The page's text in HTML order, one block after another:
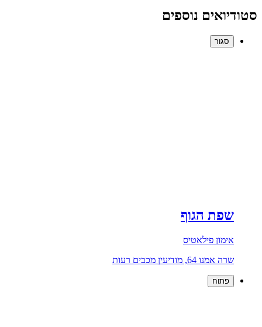
סטודיואים נוספים
סגור
שפת הגוף
אימון פילאטיס
שרה אמנו 64, מודיעין מכבים רעות
פתוח